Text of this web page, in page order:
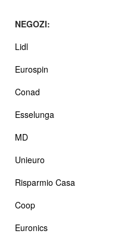
NEGOZI:
Lidl
Eurospin
Conad
Esselunga
MD
Unieuro
Risparmio Casa
Coop
Euronics